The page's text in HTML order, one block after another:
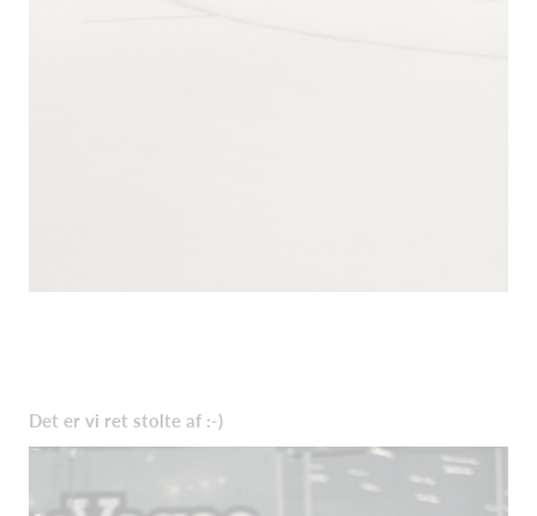
Det er vi ret stolte af :-)